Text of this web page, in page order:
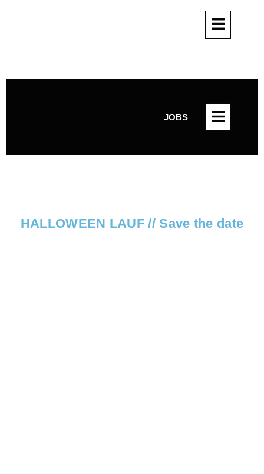
JOBS
HALLOWEEN LAUF // Save the date